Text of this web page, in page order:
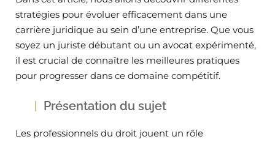
stratégies pour évoluer efficacement dans une
carrière juridique au sein d’une entreprise. Que vous
soyez un juriste débutant ou un avocat expérimenté,
il est crucial de connaître les meilleures pratiques
pour progresser dans ce domaine compétitif.
Présentation du sujet
Les professionnels du droit jouent un rôle